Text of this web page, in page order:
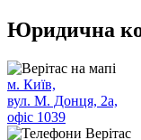
Юридична
м. Київ,
вул. М. Донця, 2а,
офіс 1039